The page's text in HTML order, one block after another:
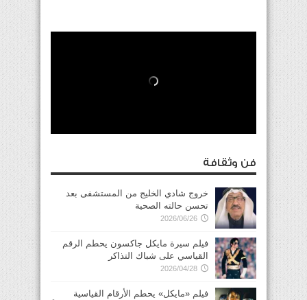
فن وثقافة
خروج شادي الخليج من المستشفى بعد
تحسن حالته الصحية
2026/06/26
فيلم سيرة مايكل جاكسون يحطم الرقم
القياسي على شباك التذاكر
2026/04/28
فيلم «مايكل» يحطم الأرقام القياسية